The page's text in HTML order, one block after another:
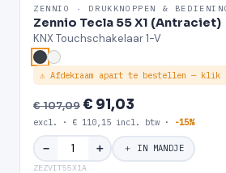
ZENNIO · DRUKKNOPPEN &
Zennio Tecla 55 X1 (Antraciet)
KNX Touchschakelaar 1-V
⚠ Afdekraam apart te bestellen — klik
€ 107,09€ 91,03
excl. · € 110,15 incl. btw · -15%
− ＋ ＋ IN MANDJE
ZEZVIT55X1A